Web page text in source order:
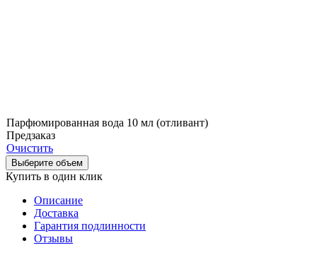
Парфюмированная вода 10 мл (отливант)
Предзаказ
Очистить
Выберите объем
Купить в один клик
Описание
Доставка
Гарантия подлинности
Отзывы